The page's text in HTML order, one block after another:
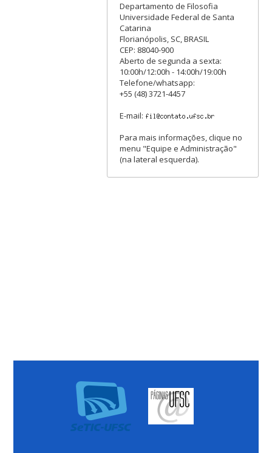
Departamento de Filosofia
Universidade Federal de Santa
Catarina
Florianópolis, SC, BRASIL
CEP: 88040-900
Aberto de segunda a sexta:
10:00h/12:00h - 14:00h/19:00h
Telefone/whatsapp:
+55 (48) 3721-4457
E-mail:
Para mais informações, clique no
menu "Equipe e Administração"
(na lateral esquerda).